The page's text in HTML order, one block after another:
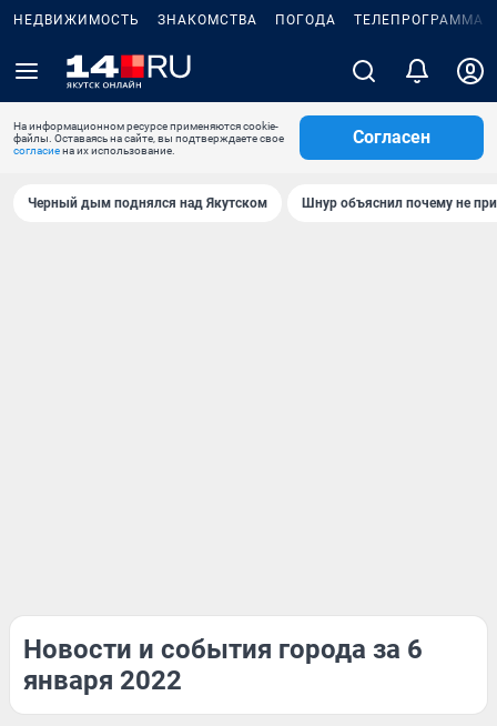
НЕДВИЖИМОСТЬ ЗНАКОМСТВА ПОГОДА ТЕЛЕПРОГРАММА
На информационном ресурсе применяются cookie-
файлы. Оставаясь на сайте, вы подтверждаете свое
согласиена их использование.
Согласен
Черный дым поднялся над Якутском Шнур объяснил почему не
Новости и события города за 6
января 2022